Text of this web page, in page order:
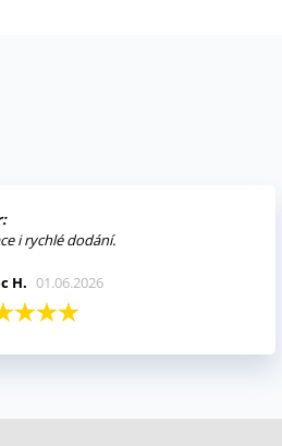
i rychlé dodání.
H. 01.06.2026